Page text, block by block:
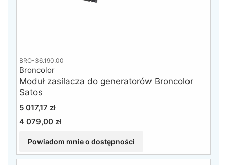
BRO-36.190.00
Moduł zasilacza do generatorów Broncolor
Satos
Broncolor
Cena
5 017,17 zł
Cena
4 079,00 zł
Powiadom mnie o dostępności